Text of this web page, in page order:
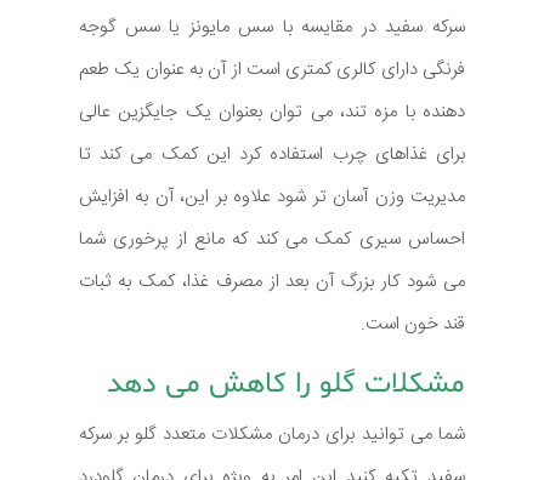
سرکه سفید در مقایسه با سس مایونز یا سس گوجه
فرنگی دارای کالری کمتری است از آن به عنوان یک طعم
دهنده با مزه تند، می توان بعنوان یک جایگزین عالی
برای غذاهای چرب استفاده کرد این کمک می کند تا
مدیریت وزن آسان تر شود علاوه بر این، آن به افزایش
احساس سیری کمک می کند که مانع از پرخوری شما
می شود کار بزرگ آن بعد از مصرف غذا، کمک به ثبات
قند خون است.
مشکلات گلو را کاهش می دهد
شما می توانید برای درمان مشکلات متعدد گلو بر سرکه